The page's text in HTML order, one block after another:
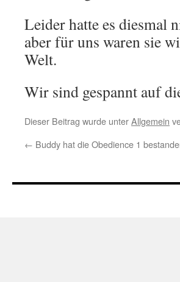
Leider hatte es diesmal
aber für uns waren sie
Welt.
Wir sind gespannt auf
Dieser Beitrag wurde unterAllgemein
← Buddy hat die Obedience 1